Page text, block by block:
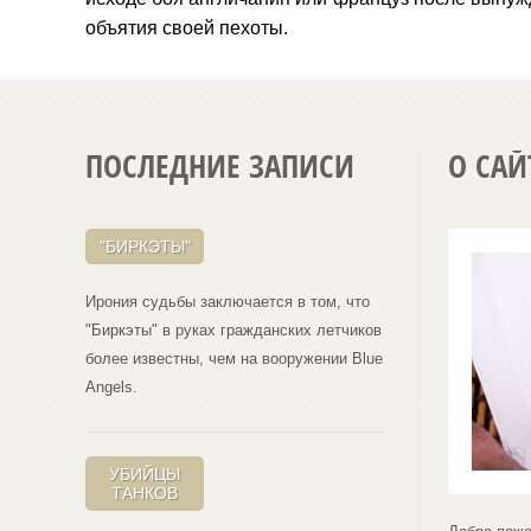
объятия своей пехоты.
ПОСЛЕДНИЕ ЗАПИСИ
"БИРКЭТЫ"
Ирония судьбы заключается в том, что
"Биркэты" в руках гражданских летчиков
более известны, чем на вооружении Blue
Angеls.
УБИЙЦЫ
ТАНКОВ
О